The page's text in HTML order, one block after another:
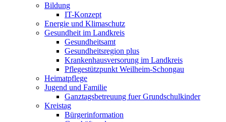
Bildung
IT-Konzept
Energie und Klimaschutz
Gesundheit im Landkreis
Gesundheitsamt
Gesundheitsregion plus
Krankenhausversorung im Landkreis
Pflegestützpunkt Weilheim-Schongau
Heimatpflege
Jugend und Familie
Ganztagsbetreuung fuer Grundschulkinder
Kreistag
Bürgerinformation